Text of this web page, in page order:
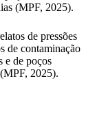
(MPF, 2025).
de pressões
de contaminação
e de poços
2025).